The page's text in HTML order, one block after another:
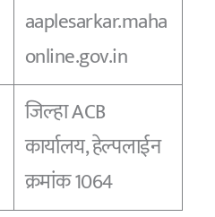
aaplesarkar.maha
online.gov.in
जिल्हा ACB
कार्यालय, हेल्पलाईन
क्रमांक 1064